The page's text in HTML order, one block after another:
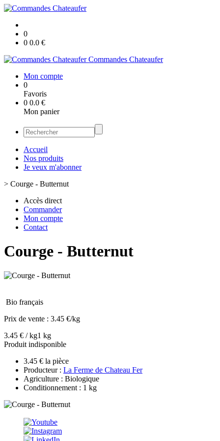
0
0 0.0 €
Commandes Chateaufer
Mon compte
0
Favoris
0 0.0 €
Mon panier
Accueil
Nos produits
Je veux m'abonner
> Courge - Butternut
Accès direct
Commander
Mon compte
Contact
Courge - Butternut
Bio français
Prix de vente : 3.45 €/kg
3.45 € / kg1 kg
Produit indisponible
3.45 € la pièce
Producteur : La Ferme de Chateau Fer
Agriculture : Biologique
Conditionnement : 1 kg